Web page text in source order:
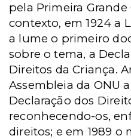
pela Primeira Grande
contexto, em 1924 a
a lume o primeiro
sobre o tema, a
Direitos da Criança.
Assembleia da ONU
Declaração dos
reconhecendo-os,
direitos; e em 1989 o